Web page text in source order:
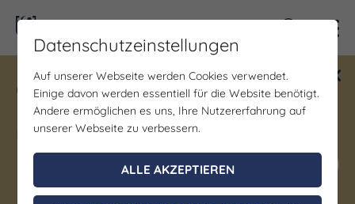
Gewinne ein Blind Date mit Saale-
Unstrut! Teilnahme vom 1.7. - 18.12.
möglich.
Jetzt mitmachen
Datenschutzeinstellungen
Auf unserer Webseite werden Cookies verwendet.
Einige davon werden essentiell für die Website benötigt.
Andere ermöglichen es uns, Ihre Nutzererfahrung auf
unserer Webseite zu verbessern.
ALLE AKZEPTIEREN